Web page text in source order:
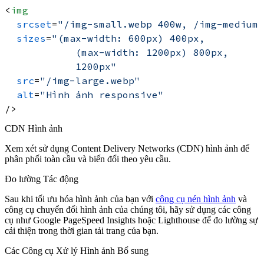
< img
srcset="/img-small.webp 400w, /img-
sizes="(max-width: 600px) 400px,
            (max-width: 1200px) 800px,
            1200px"
src="/img-large.webp"
alt="Hình ảnh responsive"
/>
CDN Hình ảnh
Xem xét sử dụng Content Delivery Networks (CDN) hình ảnh để
phân phối toàn cầu và biến đổi theo yêu cầu.
Đo lường Tác động
Sau khi tối ưu hóa hình ảnh của bạn với công cụ nén hình ảnh và
công cụ chuyển đổi hình ảnh của chúng tôi, hãy sử dụng các công
cụ như Google PageSpeed Insights hoặc Lighthouse để đo lường sự
cải thiện trong thời gian tải trang của bạn.
Các Công cụ Xử lý Hình ảnh Bổ sung